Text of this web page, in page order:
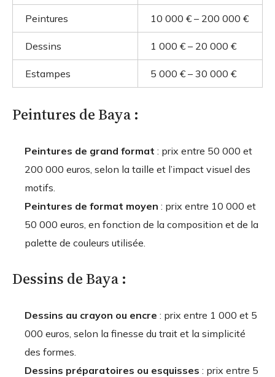
Peintures 10 000 € – 200 000 €
Dessins 1 000 € – 20 000 €
Estampes 5 000 € – 30 000 €
Peintures de Baya :
Peintures de grand format : prix entre 50 000 et
200 000 euros, selon la taille et l’impact visuel des
motifs.
Peintures de format moyen : prix entre 10 000 et
50 000 euros, en fonction de la composition et de la
palette de couleurs utilisée.
Dessins de Baya :
Dessins au crayon ou encre : prix entre 1 000 et 5
000 euros, selon la finesse du trait et la simplicité
des formes.
Dessins préparatoires ou esquisses : prix entre 5